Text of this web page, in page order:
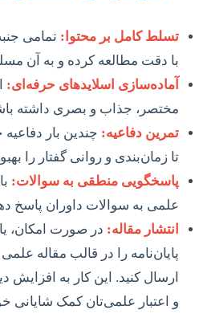
تسلط کامل بر محتوا: تمامی
با دقت مطالعه کرده و به آن
آماده‌سازی اسلاید‌های حرفه‌ای:
مختصر، جذاب و بصری داشته
تمرین دفاعیه: چندین بار دفاعیه
تا زمان‌بندی و روانی گفتار را
پاسخگویی منطقی به سوالات:
علمی به سوالات داوران پاسخ
انتشار مقاله: در صورت امکان،
پایان‌نامه را در قالب مقاله
ارسال کنید. این کار به افزایش
و اعتبار علمی‌تان کمک شایانی